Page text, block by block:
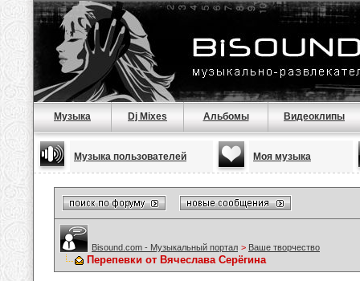
Музыка Dj Mixes Альбомы Видеоклипы
Музыка пользователей Моя музыка
Bisound.com - Музыкальный портал > Ваше творчество
Перепевки от Вячеслава Серёгина